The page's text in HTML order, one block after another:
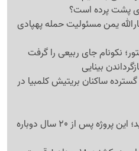
پشت پرده است؟
یمن مسئولیت حمله پهپادی
نکونام جای ربیعی را گرفت
بینایی
ساکنان بریتیش کلمبیا در
آخرین گام برای تکمیل پل‌سفید؛ این پروژه پس از 20 سال دوباره